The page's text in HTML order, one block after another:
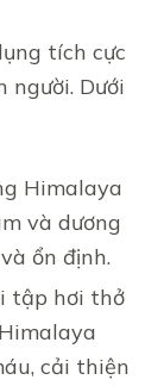
tích cực
người. Dưới
Himalaya
và dương
ổn định.
tập hơi thở
cải thiện